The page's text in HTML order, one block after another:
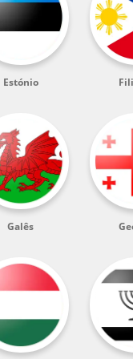
Estónio
Galês